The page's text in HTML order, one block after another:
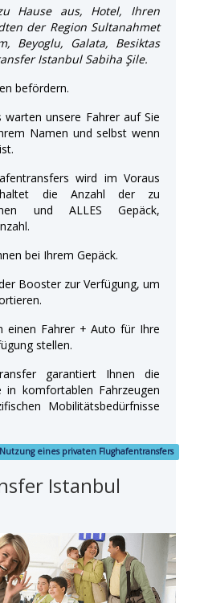
Hause aus, Hotel, Ihren
der Region Sultanahmet
Beyoglu, Galata, Besiktas
Istanbul Sabiha Şile.
befördern.
warten unsere Fahrer auf Sie
Namen und selbst wenn
wird im Voraus
die Anzahl der zu
und ALLES Gepäck,
bei Ihrem Gepäck.
Booster zur Verfügung, um
einen Fahrer + Auto für Ihre
stellen.
garantiert Ihnen die
in komfortablen Fahrzeugen
Mobilitätsbedürfnisse
eines privaten Flughafentransfers
Istanbul